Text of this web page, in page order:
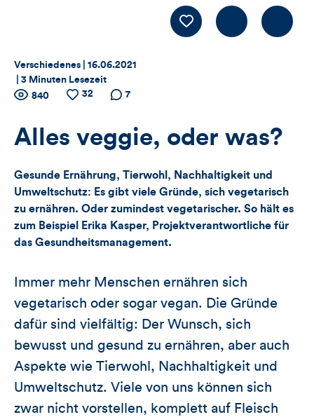
LIKE Kommentieren
Thema:
Verschiedenes | Datum:
16.06.2021
3 Minuten Lesezeit
Zähler
für
Likes
und
Kommentare
dieses
Artikels
Anzahl
840
Anzahl
32
Anzahl der
7
Alles veggie, oder was?
Gesunde Ernährung, Tierwohl, Nachhaltigkeit und
Umweltschutz: Es gibt viele Gründe, sich vegetarisch
zu ernähren. Oder zumindest vegetarischer. So hält es
zum Beispiel Erika Kasper, Projektverantwortliche für
das Gesundheitsmanagement.
Immer mehr Menschen ernähren sich
vegetarisch oder sogar vegan. Die Gründe
dafür sind vielfältig: Der Wunsch, sich
bewusst und gesund zu ernähren, aber auch
Aspekte wie Tierwohl, Nachhaltigkeit und
Umweltschutz. Viele von uns können sich
zwar nicht vorstellen, komplett auf Fleisch